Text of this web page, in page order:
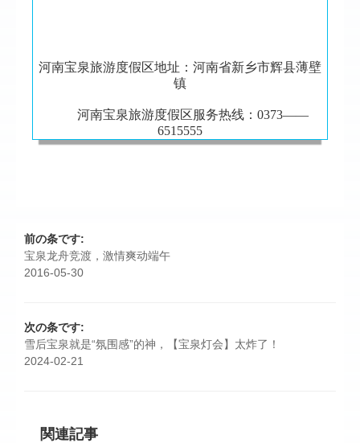
河南宝泉旅游度假区地址：河南省新乡市辉县薄壁
镇
河南宝泉旅游度假区服务热线：0373——
6515555
前の条です:
宝泉龙舟竞渡，激情爽动端午
2016-05-30
次の条です:
雪后宝泉就是“氛围感”的神，【宝泉灯会】太炸了！
2024-02-21
関連記事